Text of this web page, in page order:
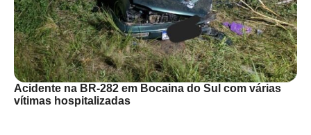
Acidente na BR-282 em Bocaina do Sul com várias
vítimas hospitalizadas